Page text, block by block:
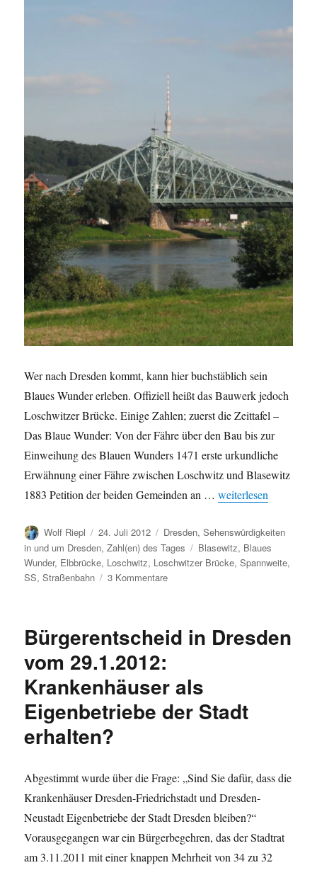
Wer nach Dresden kommt, kann hier buchstäblich sein
Blaues Wunder erleben. Offiziell heißt das Bauwerk jedoch
Loschwitzer Brücke. Einige Zahlen; zuerst die Zeittafel –
Das Blaue Wunder: Von der Fähre über den Bau bis zur
Einweihung des Blauen Wunders 1471 erste urkundliche
Erwähnung einer Fähre zwischen Loschwitz und Blasewitz
1883 Petition der beiden Gemeinden an …„Das Blaue Wunder
weiterlesen
Autor
Wolf Riepl
Veröffentlicht
am
24. Juli 2012 Kategorien
Dresden,Sehenswürdigkeiten
in und um Dresden,Zahl(en) des Tages Schlagwörter
Blasewitz, Blaues
Wunder, Elbbrücke, Loschwitz, Loschwitzer Brücke,Spannweite,
SS,Straßenbahn 3 Kommentarezu
in
Bürgerentscheid in Dresden
vom 29.1.2012:
Krankenhäuser als
Eigenbetriebe der Stadt
erhalten?
Abgestimmt wurde über die Frage: „Sind Sie dafür, dass die
Krankenhäuser Dresden-Friedrichstadt und Dresden-
Neustadt Eigenbetriebe der Stadt Dresden bleiben?“
Vorausgegangen war ein Bürgerbegehren, das der Stadtrat
am 3.11.2011 mit einer knappen Mehrheit von 34 zu 32